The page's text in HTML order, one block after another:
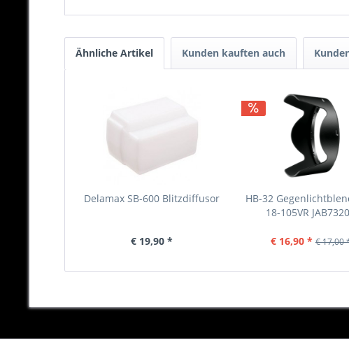
Ähnliche Artikel Kunden kauften auch
Delamax SB-600 Blitzdiffusor
€ 19,90 *
HB-32
18-105VR
€ 16,90 * € 17,00